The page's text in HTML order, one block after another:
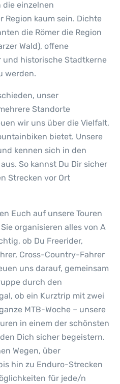
einzelnen
kaum sein. Dichte
die Römer die Region
Wald), offene
und historische Stadtkerne
werden.
unser
Standorte
wir uns über die Vielfalt,
bietet. Unsere
kennen sich in den
So kannst Du Dir sicher
Strecken vor Ort
Euch auf unsere Touren
organisieren alles von A
ob Du Freerider,
Cross-Country-Fahrer
uns darauf, gemeinsam
durch den
ob ein Kurztrip mit zwei
MTB-Woche – unsere
in einem der schönsten
Dich sicher begeistern.
Wegen, über
hin zu Enduro-Strecken
für jede/n